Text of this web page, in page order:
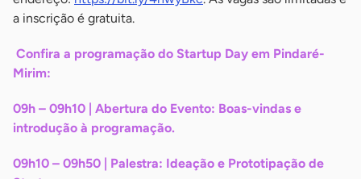
a inscrição é gratuita.
Confira a programação do Startup Day em Pindaré-
Mirim:
09h – 09h10 | Abertura do Evento: Boas-vindas e
introdução à programação.
09h10 – 09h50 | Palestra: Ideação e Prototipação de